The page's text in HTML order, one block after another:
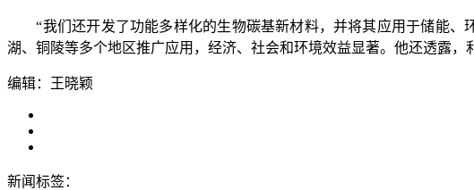
“我们还开发了功能多样化的生物碳基新材料，并将其应用于储能、
湖、铜陵等多个地区推广应用，经济、社会和环境效益显著。他还透露
编辑：王晓颖
新闻标签：